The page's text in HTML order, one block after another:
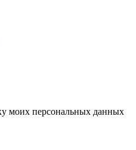
моих персональных данных